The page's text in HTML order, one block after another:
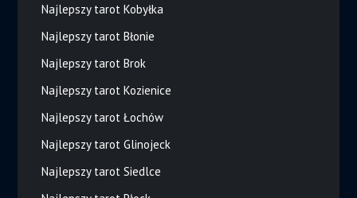
Najlepszy tarot Kobyłka
Najlepszy tarot Błonie
Najlepszy tarot Brok
Najlepszy tarot Kozienice
Najlepszy tarot Łochów
Najlepszy tarot Glinojeck
Najlepszy tarot Siedlce